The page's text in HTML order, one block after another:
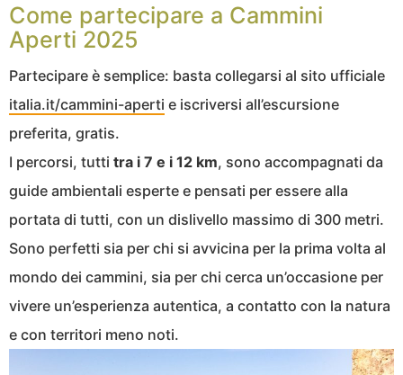
Come partecipare a Cammini
Aperti 2025
Partecipare è semplice: basta collegarsi al sito ufficiale
italia.it/cammini-aperti e iscriversi all’escursione
preferita, gratis.
I percorsi, tutti tra i 7 e i 12 km, sono accompagnati da
guide ambientali esperte e pensati per essere alla
portata di tutti, con un dislivello massimo di 300 metri.
Sono perfetti sia per chi si avvicina per la prima volta al
mondo dei cammini, sia per chi cerca un’occasione per
vivere un’esperienza autentica, a contatto con la natura
e con territori meno noti.